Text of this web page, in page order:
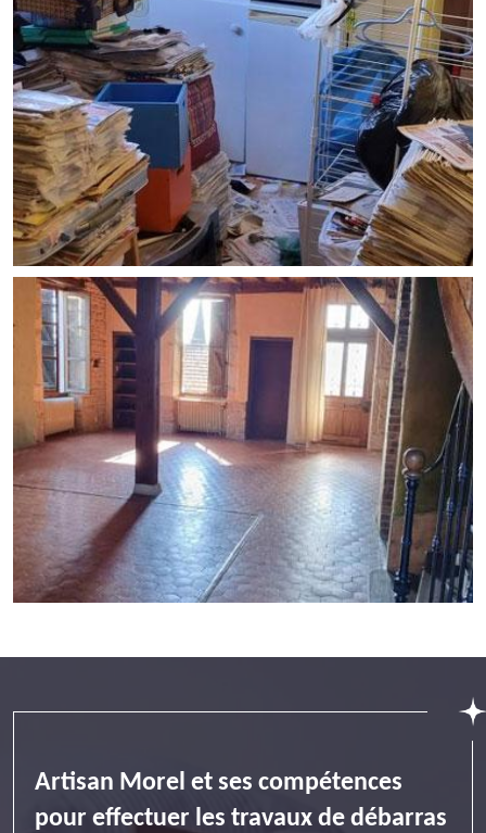
Artisan Morel et ses compétences
pour effectuer les travaux de débarras